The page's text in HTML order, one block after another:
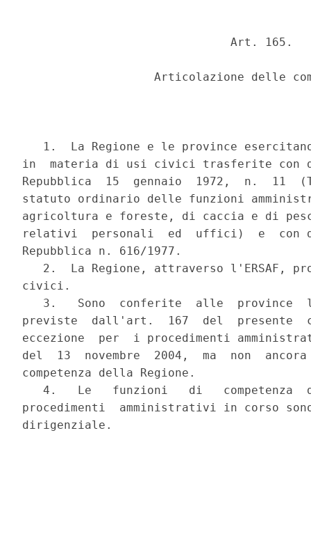
                              Art. 165.
Articolazione delle
1.  La Regione e le province
in  materia di usi civici trasferite con
Repubblica  15  gennaio  1972,  n.  11
statuto ordinario delle funzioni
agricoltura e foreste, di caccia e di
relativi  personali  ed  uffici)  e  con
Repubblica n. 616/1977.
2.  La Regione, attraverso l'ERSAF,
civici.
3.   Sono  conferite  alle  province
previste  dall'art.  167  del  presente
eccezione  per  i procedimenti
del  13  novembre  2004,  ma  non
competenza della Regione.
4.   Le   funzioni   di   competenza
procedimenti  amministrativi in corso